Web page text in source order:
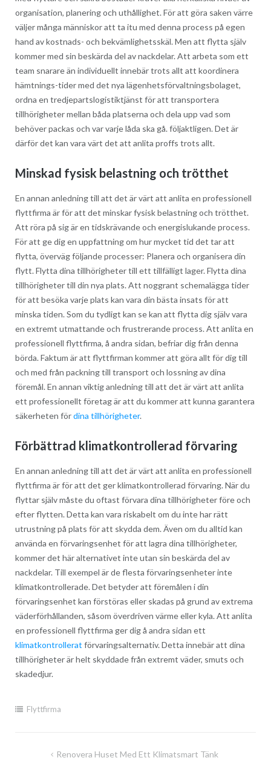
organisation, planering och uthållighet. För att göra saken värre
väljer många människor att ta itu med denna process på egen
hand av kostnads- och bekvämlighetsskäl. Men att flytta själv
kommer med sin beskärda del av nackdelar. Att arbeta som ett
team snarare än individuellt innebär trots allt att koordinera
hämtnings-tider med det nya lägenhetsförvaltningsbolaget,
ordna en tredjepartslogistiktjänst för att transportera
tillhörigheter mellan båda platserna och dela upp vad som
behöver packas och var varje låda ska gå. följaktligen. Det är
därför det kan vara värt det att anlita proffs trots allt.
Minskad fysisk belastning och trötthet
En annan anledning till att det är värt att anlita en professionell
flyttfirma är för att det minskar fysisk belastning och trötthet.
Att röra på sig är en tidskrävande och energislukande process.
För att ge dig en uppfattning om hur mycket tid det tar att
flytta, överväg följande processer: Planera och organisera din
flytt. Flytta dina tillhörigheter till ett tillfälligt lager. Flytta dina
tillhörigheter till din nya plats. Att noggrant schemalägga tider
för att besöka varje plats kan vara din bästa insats för att
minska tiden. Som du tydligt kan se kan att flytta dig själv vara
en extremt utmattande och frustrerande process. Att anlita en
professionell flyttfirma, å andra sidan, befriar dig från denna
börda. Faktum är att flyttfirman kommer att göra allt för dig till
och med från packning till transport och lossning av dina
föremål. En annan viktig anledning till att det är värt att anlita
ett professionellt företag är att du kommer att kunna garantera
säkerheten fördina tillhörigheter.
Förbättrad klimatkontrollerad förvaring
En annan anledning till att det är värt att anlita en professionell
flyttfirma är för att det ger klimatkontrollerad förvaring. När du
flyttar själv måste du oftast förvara dina tillhörigheter före och
efter flytten. Detta kan vara riskabelt om du inte har rätt
utrustning på plats för att skydda dem. Även om du alltid kan
använda en förvaringsenhet för att lagra dina tillhörigheter,
kommer det här alternativet inte utan sin beskärda del av
nackdelar. Till exempel är de flesta förvaringsenheter inte
klimatkontrollerade. Det betyder att föremålen i din
förvaringsenhet kan förstöras eller skadas på grund av extrema
väderförhållanden, såsom överdriven värme eller kyla. Att anlita
en professionell flyttfirma ger dig å andra sidan ett
klimatkontrollerat förvaringsalternativ. Detta innebär att dina
tillhörigheter är helt skyddade från extremt väder, smuts och
skadedjur.
Flyttfirma
Renovera Huset Med Ett Klimatsmart Tänk